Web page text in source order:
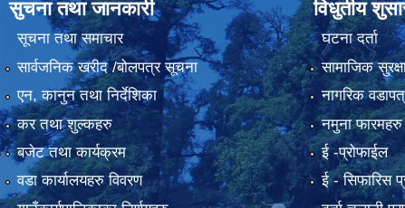
सुचना तथा जानकारी
सूचना तथा समाचार
सार्वजनिक खरीद /बोलपत्र सूचना
एन, कानुन तथा निर्देशिका
कर तथा शुल्कहरु
बजेट तथा कार्यक्रम
वडा कार्यालयहरु विवरण
विधुतीय
घटना दर्ता
सामाजिक
नागरिक
नमुना फारमहरु
ई -प्रोफाईल
ई‍ - सिफारिस